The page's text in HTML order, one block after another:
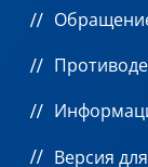
Версия